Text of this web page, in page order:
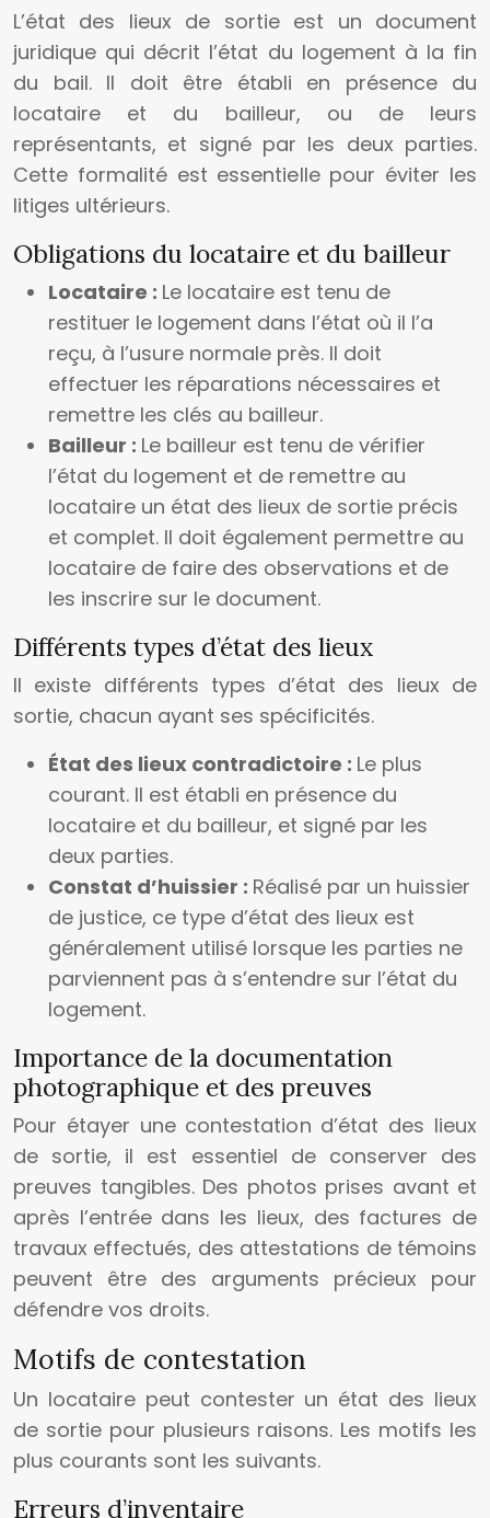
L’état des lieux de sortie est un document
juridique qui décrit l’état du logement à la fin
du bail. Il doit être établi en présence du
locataire et du bailleur, ou de leurs
représentants, et signé par les deux parties.
Cette formalité est essentielle pour éviter les
litiges ultérieurs.
Obligations du locataire et du bailleur
Locataire : Le locataire est tenu de
restituer le logement dans l’état où il l’a
reçu, à l’usure normale près. Il doit
effectuer les réparations nécessaires et
remettre les clés au bailleur.
Bailleur : Le bailleur est tenu de vérifier
l’état du logement et de remettre au
locataire un état des lieux de sortie précis
et complet. Il doit également permettre au
locataire de faire des observations et de
les inscrire sur le document.
Différents types d’état des lieux
Il existe différents types d’état des lieux de
sortie, chacun ayant ses spécificités.
État des lieux contradictoire : Le plus
courant. Il est établi en présence du
locataire et du bailleur, et signé par les
deux parties.
Constat d’huissier : Réalisé par un huissier
de justice, ce type d’état des lieux est
généralement utilisé lorsque les parties ne
parviennent pas à s’entendre sur l’état du
logement.
Importance de la documentation
photographique et des preuves
Pour étayer une contestation d’état des lieux
de sortie, il est essentiel de conserver des
preuves tangibles. Des photos prises avant et
après l’entrée dans les lieux, des factures de
travaux effectués, des attestations de témoins
peuvent être des arguments précieux pour
défendre vos droits.
Motifs de contestation
Un locataire peut contester un état des lieux
de sortie pour plusieurs raisons. Les motifs les
plus courants sont les suivants.
Erreurs d’inventaire